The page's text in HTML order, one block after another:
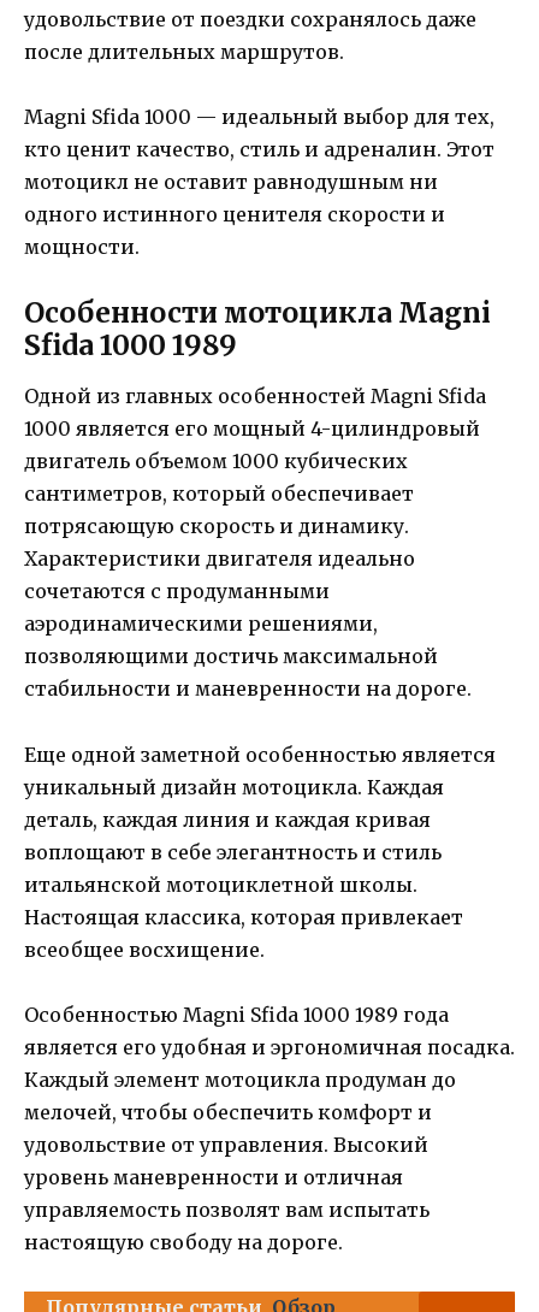
удовольствие от поездки сохранялось даже
после длительных маршрутов.
Magni Sfida 1000 — идеальный выбор для тех,
кто ценит качество, стиль и адреналин. Этот
мотоцикл не оставит равнодушным ни
одного истинного ценителя скорости и
мощности.
Особенности мотоцикла Magni
Sfida 1000 1989
Одной из главных особенностей Magni Sfida
1000 является его мощный 4-цилиндровый
двигатель объемом 1000 кубических
сантиметров, который обеспечивает
потрясающую скорость и динамику.
Характеристики двигателя идеально
сочетаются с продуманными
аэродинамическими решениями,
позволяющими достичь максимальной
стабильности и маневренности на дороге.
Еще одной заметной особенностью является
уникальный дизайн мотоцикла. Каждая
деталь, каждая линия и каждая кривая
воплощают в себе элегантность и стиль
итальянской мотоциклетной школы.
Настоящая классика, которая привлекает
всеобщее восхищение.
Особенностью Magni Sfida 1000 1989 года
является его удобная и эргономичная посадка.
Каждый элемент мотоцикла продуман до
мелочей, чтобы обеспечить комфорт и
удовольствие от управления. Высокий
уровень маневренности и отличная
управляемость позволят вам испытать
настоящую свободу на дороге.
Популярные статьи Обзор